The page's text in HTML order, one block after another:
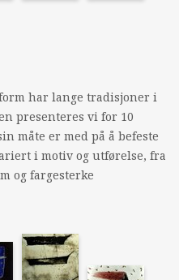
har lange tradisjoner i
presenteres vi for 10
måte er med på å befeste
i motiv og utførelse, fra
og fargesterke